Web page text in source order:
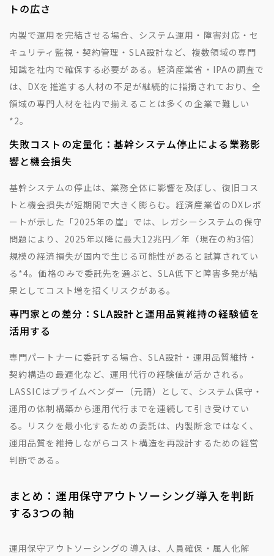
トの広さ
内製で運用を完結させる場合、システム運用・障害対応・セ
キュリティ監視・契約管理・SLA設計など、複数領域の専門
知識を社内で確保する必要がある。経済産業省・IPAの調査で
は、DXを推進する人材の不足が継続的に指摘されており、全
領域の専門人材を社内で揃えることは多くの企業で難しい
*2。
失敗コストの定量化：基幹システム停止による業務影
響と機会損失
基幹システムの停止は、業務全体に影響を及ぼし、復旧コス
トと機会損失が短期間で大きく膨らむ。経済産業省のDXレポ
ートが示した「2025年の崖」では、レガシーシステムの保守
問題により、2025年以降に最大12兆円／年（現在の約3倍）
規模の経済損失が国内で生じる可能性があると試算されてい
る *4。価格のみで委託先を選ぶと、SLA低下と障害多発が結
果としてコスト増を招くリスクがある。
専門家との差分：SLA設計と運用品質維持の経験値を
活用する
専門パートナーに委託する場合、SLA設計・運用品質維持・
契約構造の最適化など、運用代行の経験値が活かされる。
LASSICはプライムベンダー（元請）として、システム保守・
運用の体制構築から運用代行までを連続して引き受けてい
る。リスクを最小化するための委託は、内製断念ではなく、
運用品質を維持しながらコスト構造を再設計するための経営
判断である。
まとめ：運用保守アウトソーシング導入を判断
する3つの軸
運用保守アウトソーシングの導入は、人員確保・属人化解